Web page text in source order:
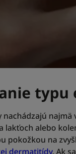
typu
najmä
lakťoch alebo
pokožkou na
dermatitídy. Ak